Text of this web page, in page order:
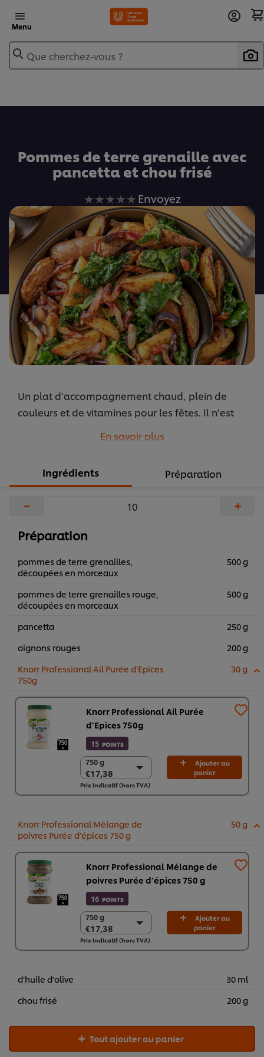
Menu
Que cherchez-vous ?
Pommes de terre grenaille avec
pancetta et chou frisé
Aucune
évaluation
soumise
pour
ce
recipe
Envoyez
Un plat d’accompagnement chaud, plein de
couleurs et de vitamines pour les fêtes. Il n’est
grenaille. Elles sont croustillantes à l’extérieur,
En savoir plus
Ingrédients Préparation
− +
Préparation
pommes de terre grenailles,
découpées en morceaux
500 g
pommes de terre grenailles rouge,
découpées en morceaux
500 g
pancetta
250 g
oignons rouges
200 g
Knorr Professional Ail Purée d’Epices
750g
30 g
Knorr Professional Ail Purée
d’Epices 750g
15 POINTS
750 g
€17,38
750 g
€17,38
2 x 750g
Ajouter au
panier
Prix indicatif (hors TVA)
Knorr Professional Mélange de
poivres Purée d’épices 750 g
50 g
Knorr Professional Mélange de
poivres Purée d’épices 750 g
16 POINTS
750 g
€17,38
750 g
€17,38
2 x 750g
Ajouter au
panier
Prix indicatif (hors TVA)
d’huile d’olive
30 ml
chou frisé
200 g
Tout ajouter au panier